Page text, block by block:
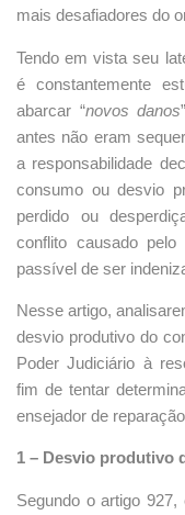
mais desafiadores do
Tendo em vista seu
é constantemente
abarcar “novos danos
antes não eram
a responsabilidade
consumo ou desvio
perdido ou
conflito causado
passível de ser
Nesse artigo,
desvio produtivo do
Poder Judiciário à
fim de tentar
ensejador de
1 – Desvio produtivo
Segundo o artigo